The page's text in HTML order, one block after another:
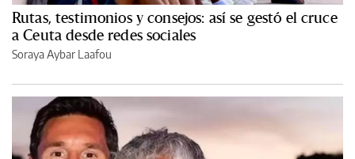
Rutas, testimonios y consejos: así se gestó el cruce
a Ceuta desde redes sociales
Soraya Aybar Laafou